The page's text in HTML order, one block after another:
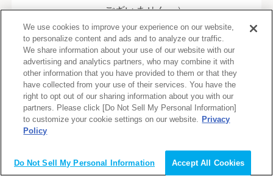
ございません。）
・社長や役員との距離も非常
に近くあらゆる部署との関わ
りが発生します。既存社員と
連携して少しずつ慣れていっ
ていただければ大丈夫です。
・最初はご経験のある業務や
してもらい、徐々にお任せす
る仕事の幅を広げていただき
We use cookies to improve your experience on our website,
to personalize content and ads and to analyze our traffic.
We share information about your use of our website with our
advertising and analytics partners, who may combine it with
other information that you have provided to them or that they
have collected from your use of their services. You have the
right to opt out of our sharing information about you with our
partners. Please click [Do Not Sell My Personal Information]
to customize your cookie settings on our website. Privacy
Policy
Do Not Sell My Personal Information Accept All Cookies